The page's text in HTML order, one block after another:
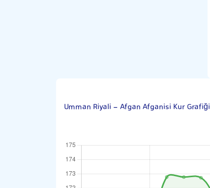
Umman Riyali - Afgan Afganisi Kur Grafiği